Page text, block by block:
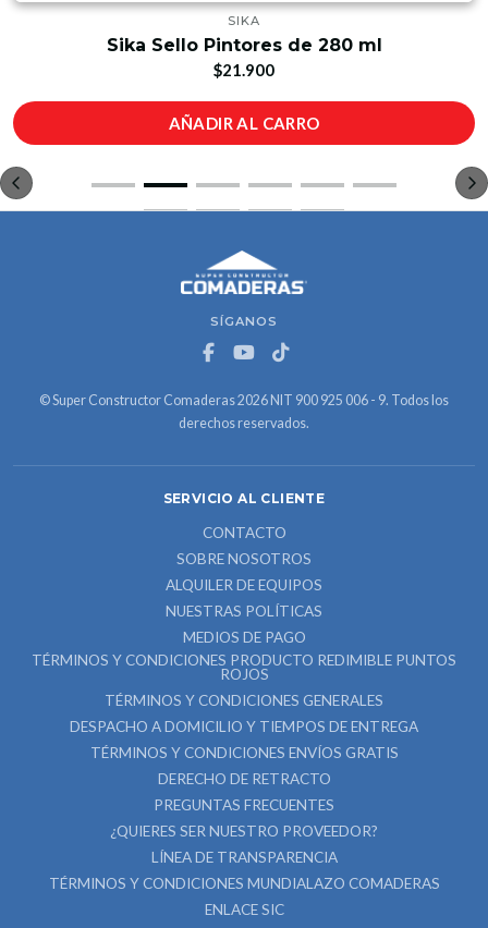
SIKA
Sika Sello Pintores de 280 ml
$21.900
AÑADIR AL CARRO
SÍGANOS
© Super Constructor Comaderas 2026 NIT 900 925 006 - 9. Todos los
derechos reservados.
SERVICIO AL CLIENTE
CONTACTO
SOBRE NOSOTROS
ALQUILER DE EQUIPOS
NUESTRAS POLÍTICAS
MEDIOS DE PAGO
TÉRMINOS Y CONDICIONES PRODUCTO REDIMIBLE PUNTOS
ROJOS
TÉRMINOS Y CONDICIONES GENERALES
DESPACHO A DOMICILIO Y TIEMPOS DE ENTREGA
TÉRMINOS Y CONDICIONES ENVÍOS GRATIS
DERECHO DE RETRACTO
PREGUNTAS FRECUENTES
¿QUIERES SER NUESTRO PROVEEDOR?
LÍNEA DE TRANSPARENCIA
TÉRMINOS Y CONDICIONES MUNDIALAZO COMADERAS
ENLACE SIC